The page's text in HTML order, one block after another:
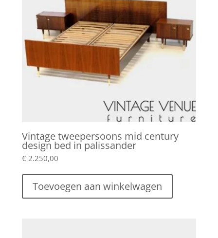
Vintage tweepersoons mid century
design bed in palissander
€ 2.250,00
Toevoegen aan winkelwagen